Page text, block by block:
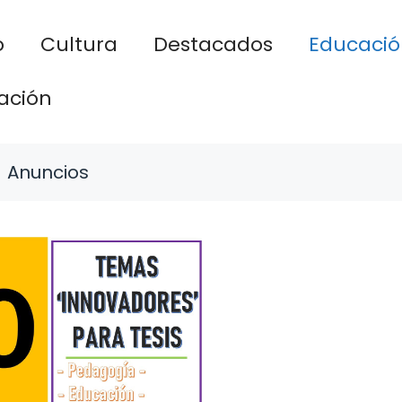
Cultura Destacados
Anuncios